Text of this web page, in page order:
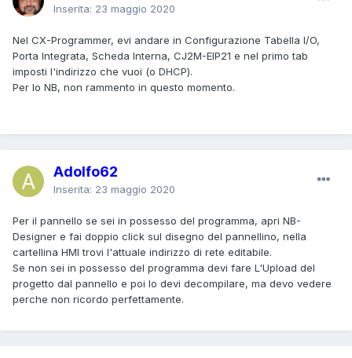
Inserita: 23 maggio 2020
Nel CX-Programmer, evi andare in Configurazione Tabella I/O,
Porta Integrata, Scheda Interna, CJ2M-EIP21 e nel primo tab
imposti l'indirizzo che vuoi (o DHCP).
Per lo NB, non rammento in questo momento.
Adolfo62
Inserita: 23 maggio 2020
Per il pannello se sei in possesso del programma, apri NB-
Designer e fai doppio click sul disegno del pannellino, nella
cartellina HMI trovi l'attuale indirizzo di rete editabile.
Se non sei in possesso del programma devi fare L'Upload del
progetto dal pannello e poi lo devi decompilare, ma devo vedere
perche non ricordo perfettamente.